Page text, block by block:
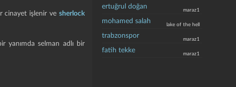
ertuğrul doğan maraz1
mohamed salah lake of the hell
trabzonspor maraz1
fatih tekke maraz1
cinayet işlenir ve sherlock
yanımda selman adlı bir